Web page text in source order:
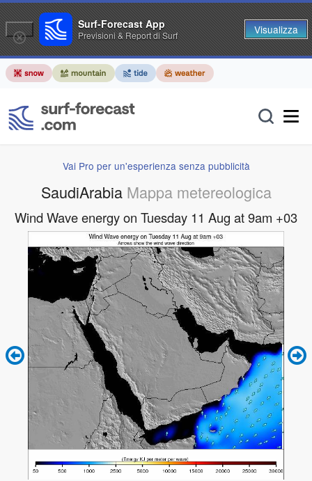
Vai Pro per un'esperienza senza pubblicità
SaudiArabia Mappa metereologica
Wind Wave energy on Tuesday 11 Aug at 9am +03
Surf-Forecast App
Previsioni & Report di Surf Visualizza